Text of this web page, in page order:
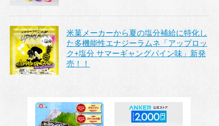
米菓メーカーから夏の塩分補給に特化し
た多機能性エナジーラムネ「アップロッ
ク+塩分 サマーギャングパイン味」新発
売！！